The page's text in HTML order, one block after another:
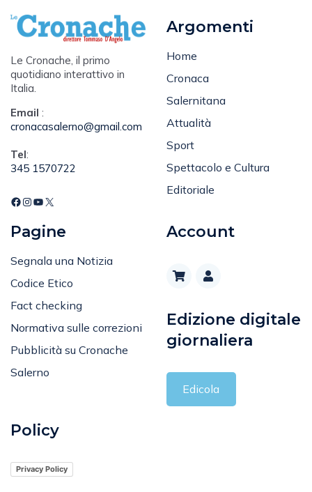
Le Cronache, il primo
quotidiano interattivo in
Italia.
Email :
cronacasalerno@gmail.com
Tel:
345 1570722
Argomenti
Home
Cronaca
Salernitana
Attualità
Sport
Spettacolo e Cultura
Editoriale
Pagine
Segnala una Notizia
Codice Etico
Fact checking
Normativa sulle correzioni
Pubblicità su Cronache
Salerno
Account
Edizione digitale
giornaliera
Edicola
Policy
Privacy Policy